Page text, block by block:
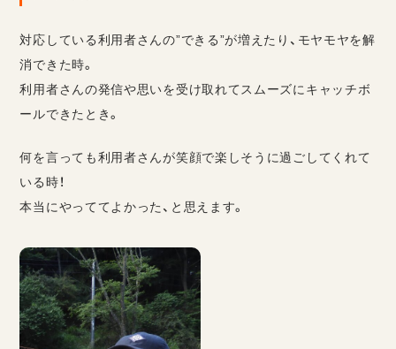
対応している利用者さんの”できる”が増えたり、モヤモヤを解
消できた時。
利用者さんの発信や思いを受け取れてスムーズにキャッチボ
ールできたとき。
何を言っても利用者さんが笑顔で楽しそうに過ごしてくれて
いる時！
本当にやっててよかった、と思えます。